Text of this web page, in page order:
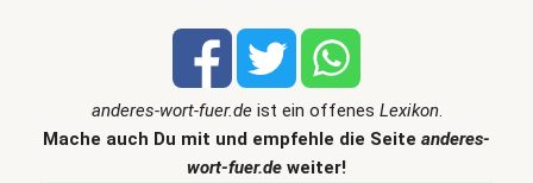
anderes-wort-fuer.deist ein offenes Lexikon.
Mache auch Du mit und empfehle die Seite anderes-
wort-fuer.de weiter!